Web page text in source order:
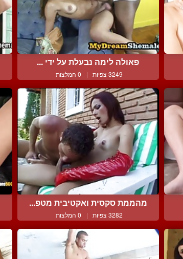
פאולה לימה נבעלת על ידי ...
3249 צפיות | 0 המלצות
מהממת סקסית ואקטיבית מטפ...
3282 צפיות | 0 המלצות